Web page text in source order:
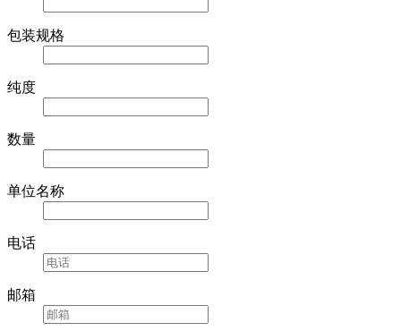
包装规格
纯度
数量
单位名称
电话
邮箱